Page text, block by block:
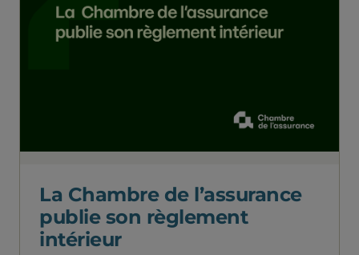
La Chambre de l’assurance
publie son règlement
intérieur